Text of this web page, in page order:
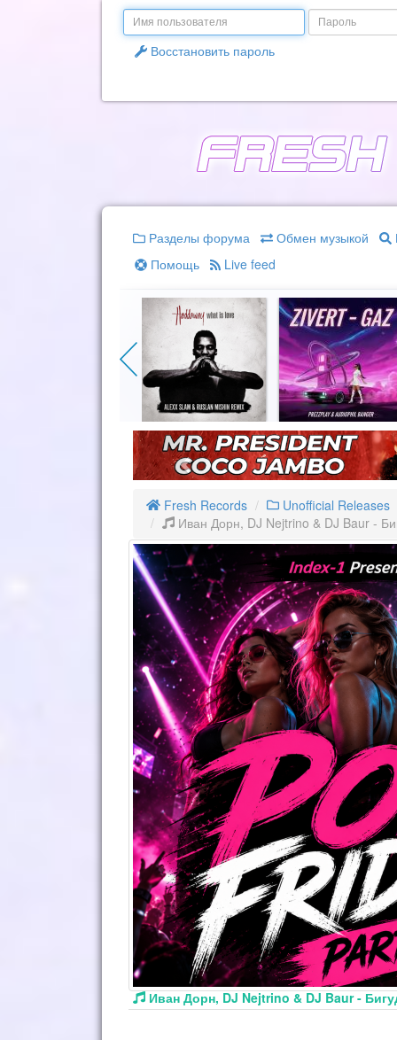
Email
Пароль
Восстановить пароль
Разделы форума Обмен музыкой
Помощь
Live feed
Fresh Records
Unofficial Releases
Иван Дорн, DJ Nejtrino & DJ Baur -
Иван Дорн, DJ Nejtrino & DJ Baur -